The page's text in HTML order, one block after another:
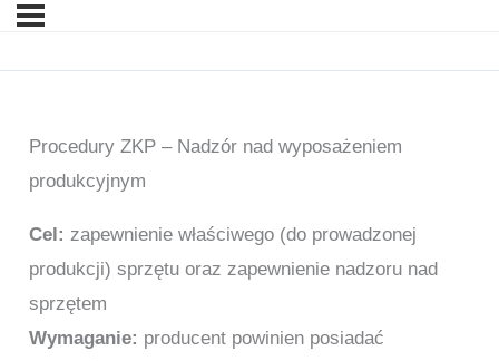
Procedury ZKP – Nadzór nad wyposażeniem
produkcyjnym
Cel: zapewnienie właściwego (do prowadzonej
produkcji) sprzętu oraz zapewnienie nadzoru nad
sprzętem
Wymaganie: producent powinien posiadać